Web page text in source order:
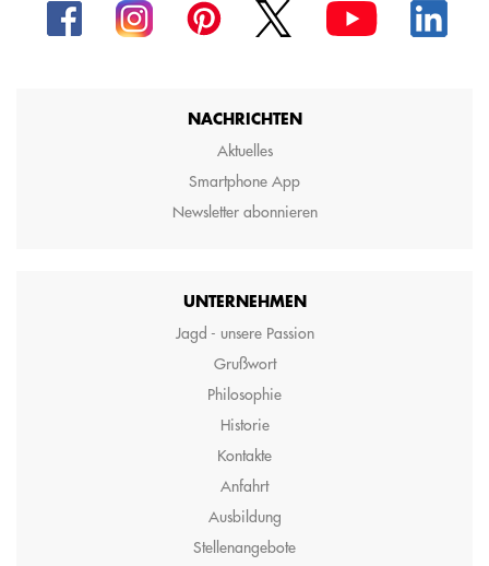
NACHRICHTEN
Aktuelles
Smartphone App
Newsletter abonnieren
UNTERNEHMEN
Jagd - unsere Passion
Grußwort
Philosophie
Historie
Kontakte
Anfahrt
Ausbildung
Stellenangebote